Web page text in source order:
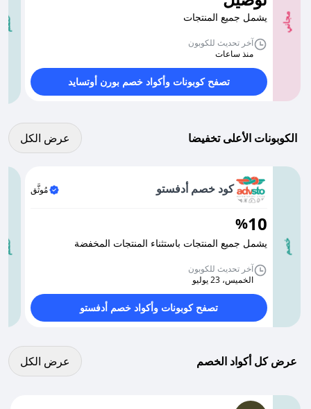
مجاني يشمل جميع المنتجات
آخر تحديث للكوبون
منذ ساعات
تصفح كوبونات وأكواد خصم بورن أوتسايد
خصم
الكوبونات الأعلى تخفيضا
عرض كل الكوبونات
عرض الكل
خصم
كود خصم أدفستو مُوثَّق
10
%
يشمل جميع المنتجات باستثناء المنتجات المخفضة
آخر تحديث للكوبون
الخميس، 23 يوليو
تصفح كوبونات وأكواد خصم أدفستو
خصم
عرض كل أكواد الخصم
عرض كل الكوبونات
عرض الكل